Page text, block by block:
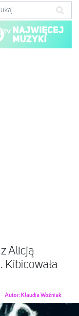
Alicją
Kibicowała
Autor: Klaudia Woźniak